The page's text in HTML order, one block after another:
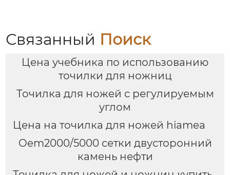
Связанный Поиск
Цена учебника по использованию
точилки для ножниц
Точилка для ножей с регулируемым
углом
Цена на точилка для ножей hiamea
Oem2000/5000 сетки двусторонний
камень нефти